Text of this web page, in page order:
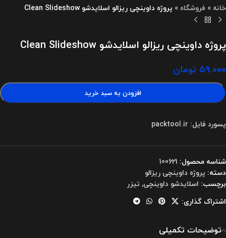
خانه » فروشگاه » پروژه داوینچی ریزالو اسلایدشو Clean Slideshow
پروژه داوینچی ریزالو اسلایدشو Clean Slideshow
۵۹.۰۰۰ تومان
افزودن به سبد خرید
پسورد فایل: packtool.ir
شناسه محصول: 100621
دسته: پروژه داوینچی ریزالو
برچسب: اسلایدشو داوینچی, تیزر
اشتراک گذاری:
توضیحات تکمیلی